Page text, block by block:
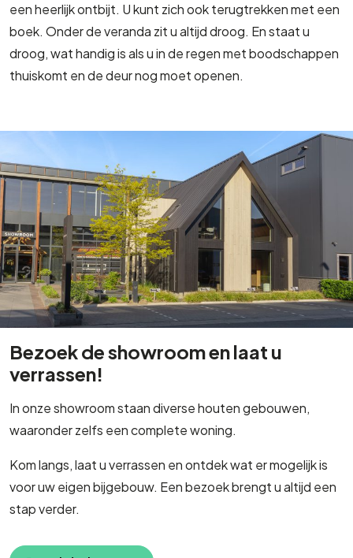
een heerlijk ontbijt. U kunt zich ook terugtrekken met een
boek. Onder de veranda zit u altijd droog. En staat u
droog, wat handig is als u in de regen met boodschappen
thuiskomt en de deur nog moet openen.
Bezoek de showroom en laat u
verrassen!
In onze showroom staan diverse houten gebouwen,
waaronder zelfs een complete woning.
Kom langs, laat u verrassen en ontdek wat er mogelijk is
voor uw eigen bijgebouw. Een bezoek brengt u altijd een
stap verder.